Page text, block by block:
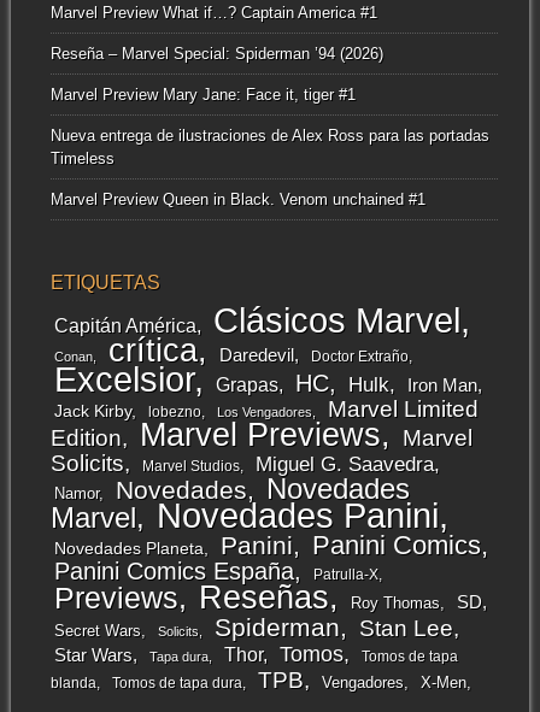
Marvel Preview What if…? Captain America #1
Reseña – Marvel Special: Spiderman ’94 (2026)
Marvel Preview Mary Jane: Face it, tiger #1
Nueva entrega de ilustraciones de Alex Ross para las portadas
Timeless
Marvel Preview Queen in Black. Venom unchained #1
ETIQUETAS
Capitán América Clásicos Marvel
Conan crítica Daredevil Doctor Extraño
Excelsior Grapas HC Hulk Iron Man
Jack Kirby lobezno Los Vengadores
Marvel Limited
Edition
Marvel Previews
Marvel
Solicits
Marvel Studios Miguel G. Saavedra
Namor Novedades
Novedades
Marvel
Novedades Panini
Novedades Planeta Panini Panini Comics
Panini Comics España Patrulla-X
Previews Reseñas Roy Thomas SD
Secret Wars Solicits Spiderman Stan Lee
Star Wars Tapa dura Thor Tomos
Tomos de tapa
blanda
Tomos de tapa dura TPB Vengadores X-Men